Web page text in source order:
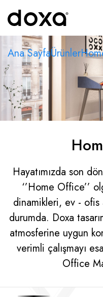
Ana SayfaÜrünler
Hayatımızda son
‘’Home Office’’
dinamikleri, ev - ofis
durumda. Doxa
atmosferine uygun
verimli çalışmayı
Office